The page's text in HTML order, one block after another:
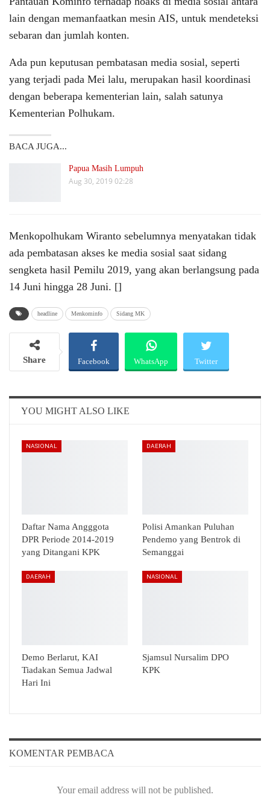
lain dengan memanfaatkan mesin AIS, untuk mendeteksi
sebaran dan jumlah konten.
Ada pun keputusan pembatasan media sosial, seperti
yang terjadi pada Mei lalu, merupakan hasil koordinasi
dengan beberapa kementerian lain, salah satunya
Kementerian Polhukam.
BACA JUGA...
Papua Masih Lumpuh
Aug 30, 2019 02:28
Menkopolhukam Wiranto sebelumnya menyatakan tidak
ada pembatasan akses ke media sosial saat sidang
sengketa hasil Pemilu 2019, yang akan berlangsung pada
14 Juni hingga 28 Juni. []
headline Menkominfo Sidang MK
Share Facebook WhatsApp Twitter
YOU MIGHT ALSO LIKE
NASIONAL
Daftar Nama Angggota
DPR Periode 2014-2019
yang Ditangani KPK
DAERAH
Polisi Amankan Puluhan
Pendemo yang Bentrok di
Semanggai
DAERAH
Demo Berlarut, KAI
Tiadakan Semua Jadwal
Hari Ini
NASIONAL
Sjamsul Nursalim DPO
KPK
KOMENTAR PEMBACA
Your email address will not be published.